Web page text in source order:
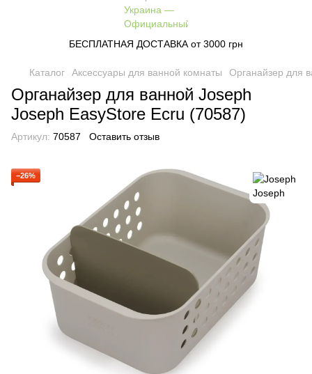
БЕСПЛАТНАЯ ДОСТАВКА от 3000 грн
Каталог Аксессуары для ванной комнаты Органайзер для
Органайзер для ванной Joseph
Joseph EasyStore Ecru (70587)
Артикул: 70587 Оставить отзыв
−26%